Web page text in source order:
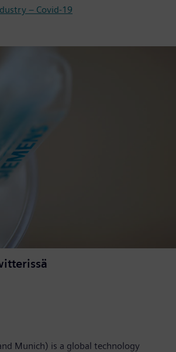
– Covid-19
Munich) is a global technology